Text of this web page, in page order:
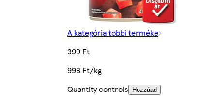
A kategória többi terméke
399 Ft
998 Ft/kg
Quantity controls
Hozzáad